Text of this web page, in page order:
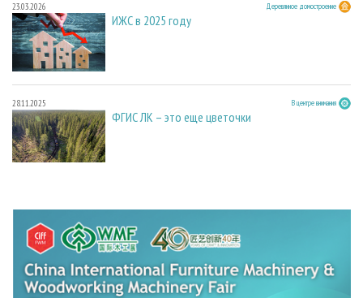
23.03.2026 Деревянное домостроение
ИЖС в 2025 году
28.11.2025 В центре внимания
ФГИС ЛК – это еще цветочки